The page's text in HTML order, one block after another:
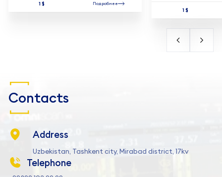
1 $ Подробнее
1 $
Contacts
Address
Uzbekistan, Tashkent city, Mirabad district, 17kv
Telephone